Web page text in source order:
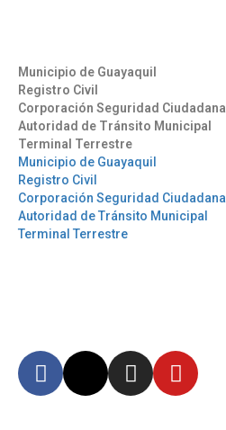
Municipio de Guayaquil
Registro Civil
Corporación Seguridad Ciudadana
Autoridad de Tránsito Municipal
Terminal Terrestre
Municipio de Guayaquil
Registro Civil
Corporación Seguridad Ciudadana
Autoridad de Tránsito Municipal
Terminal Terrestre